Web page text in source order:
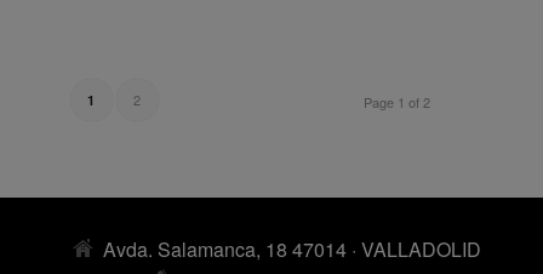
Page 1 of 2
1 2
Avda. Salamanca, 18 47014 · VALLADOLID